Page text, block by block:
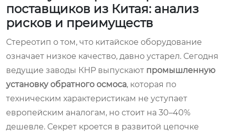
поставщиков из Китая: анализ
рисков и преимуществ
Стереотип о том, что китайское оборудование
означает низкое качество, давно устарел. Сегодня
ведущие заводы КНР выпускают промышленную
установку обратного осмоса, которая по
техническим характеристикам не уступает
европейским аналогам, но стоит на 30–40%
дешевле. Секрет кроется в развитой цепочке